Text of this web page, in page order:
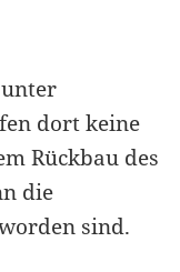
dort keine
Rückbau des
die
sind.